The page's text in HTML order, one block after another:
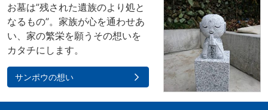
お墓は”残された遺族のより処と
なるもの”。家族が心を通わせあ
い、家の繁栄を願うその想いを
カタチにします。
サンポウの想い